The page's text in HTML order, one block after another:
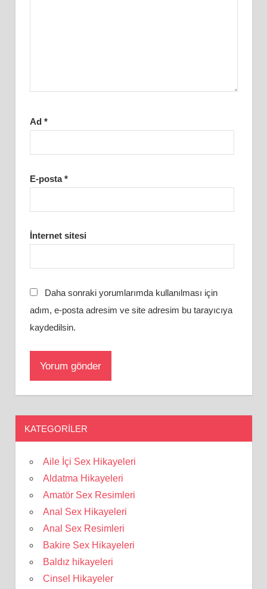
Ad *
E-posta*
İnternet sitesi
Daha sonraki yorumlarımda kullanılması için
adım, e-posta adresim ve site adresim bu tarayıcıya
kaydedilsin.
KATEGORILER
Aile İçi Sex Hikayeleri
Aldatma Hikayeleri
Amatör Sex Resimleri
Anal Sex Hikayeleri
Anal Sex Resimleri
Bakire Sex Hikayeleri
Baldız hikayeleri
Cinsel Hikayeler